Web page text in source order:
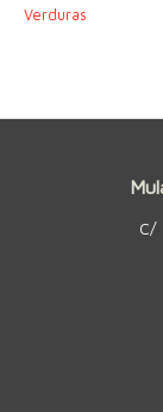
Verduras
C/